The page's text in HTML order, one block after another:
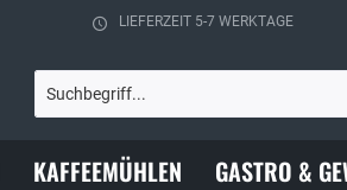
LIEFERZEIT 5-7 WERKTAGE
KAFFEEMÜHLEN GASTRO &